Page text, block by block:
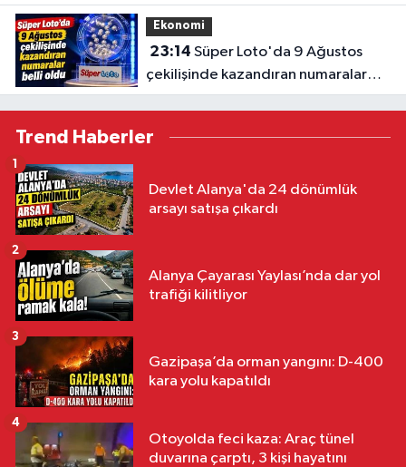
Ekonomi
23:14
çekilişinde kazandıran numaralar
belli oldu
Trend Haberler
Devlet Alanya'da 24 dönümlük
arsayı satışa çıkardı
1
Alanya Çayarası Yaylası’nda dar yol
trafiği kilitliyor
2
Gazipaşa’da orman yangını: D-400
kara yolu kapatıldı
3
Otoyolda feci kaza: Araç tünel
duvarına çarptı, 3 kişi hayatını
4